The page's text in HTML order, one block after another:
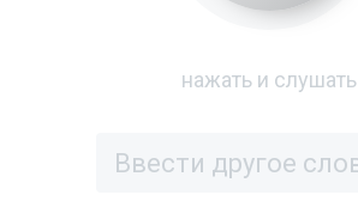
нажать и слушать